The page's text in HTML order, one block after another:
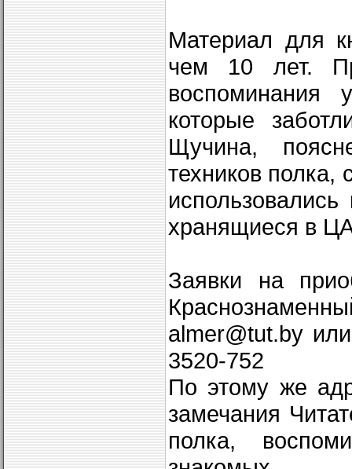
Материал для
чем 10 лет.
воспоминания
которые
Щучина,
техников полка,
хранящиеся в
Заявки на
almer@tut.by
3520-752
По этому же
замечания
полка,